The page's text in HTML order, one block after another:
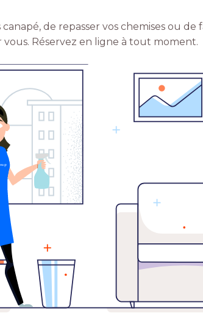
de repasser vos chemises ou de
vous. Réservez en ligne à tout moment.